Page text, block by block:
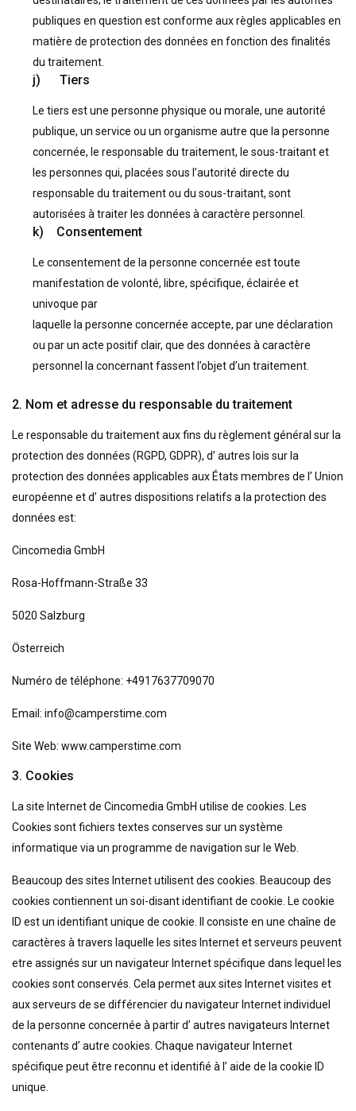
publiques en question est conforme aux règles applicables en
matière de protection des données en fonction des finalités
du traitement.
j) Τiers
Le tiers est une personne physique ou morale, une autorité
publique, un service ou un organisme autre que la personne
concernée, le responsable du traitement, le sous-traitant et
les personnes qui, placées sous l’autorité directe du
responsable du traitement ou du sous-traitant, sont
autorisées à traiter les données à caractère personnel.
k) Consentement
Le consentement de la personne concernée est toute
manifestation de volonté, libre, spécifique, éclairée et
univoque par
laquelle la personne concernée accepte, par une déclaration
ou par un acte positif clair, que des données à caractère
personnel la concernant fassent l’objet d’un traitement.
2. Nom et adresse du responsable du traitement
Le responsable du traitement aux fins du règlement général sur la
protection des données (RGPD, GDPR), d’ autres lois sur la
protection des données applicables aux États membres de l’ Union
européenne et d’ autres dispositions relatifs a la protection des
données est:
Cincomedia GmbH
Rosa-Hoffmann-Straße 33
5020 Salzburg
Österreich
Numéro de téléphone: +4917637709070
Email: info@camperstime.com
Site Web: www.camperstime.com
3. Cookies
La site Internet de Cincomedia GmbH utilise de cookies. Les
Cookies sont fichiers textes conserves sur un système
informatique via un programme de navigation sur le Web.
Beaucoup des sites Internet utilisent des cookies. Beaucoup des
cookies contiennent un soi-disant identifiant de cookie. Le cookie
ID est un identifiant unique de cookie. Il consiste en une chaîne de
caractères à travers laquelle les sites Internet et serveurs peuvent
etre assignés sur un navigateur Internet spécifique dans lequel les
cookies sont conservés. Cela permet aux sites Internet visites et
aux serveurs de se différencier du navigateur Internet individuel
de la personne concernée à partir d’ autres navigateurs Internet
contenants d’ autre cookies. Chaque navigateur Internet
spécifique peut être reconnu et identifié à l’ aide de la cookie ID
unique.